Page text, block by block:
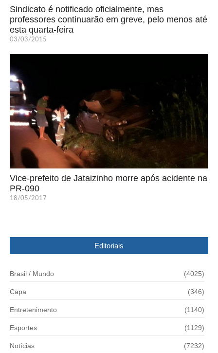
Sindicato é notificado oficialmente, mas
professores continuarão em greve, pelo menos até
esta quarta-feira
03/03/2015
Vice-prefeito de Jataizinho morre após acidente na
PR-090
18/05/2017
Editoriais
Brasil / Mundo (4025)
Capa (346)
Entretenimento (1140)
Esportes (1129)
Notícias (7232)